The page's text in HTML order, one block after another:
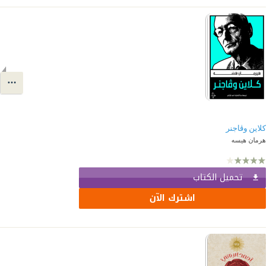
كلاين وڤاجنر
هرمان هيسه
تحميل الكتاب
اشترك الآن